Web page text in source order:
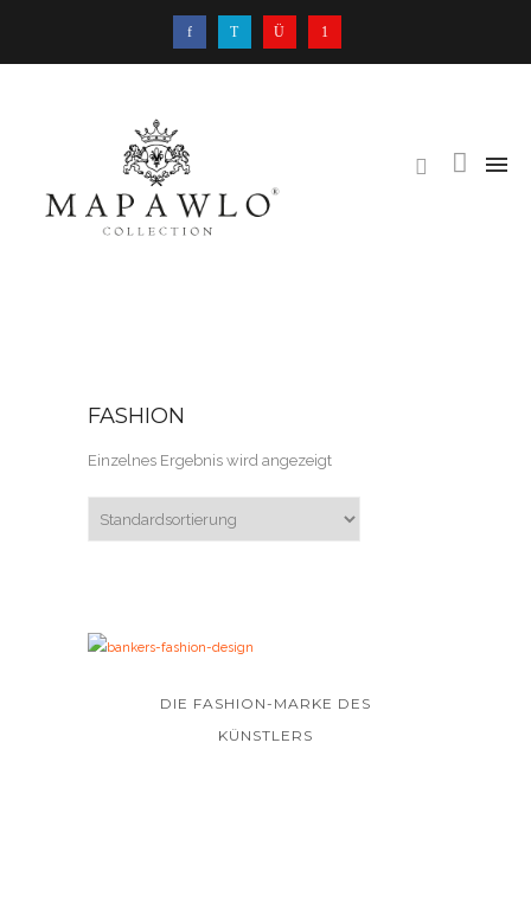
FASHION
Einzelnes Ergebnis wird angezeigt
DIE FASHION-MARKE DES
KÜNSTLERS